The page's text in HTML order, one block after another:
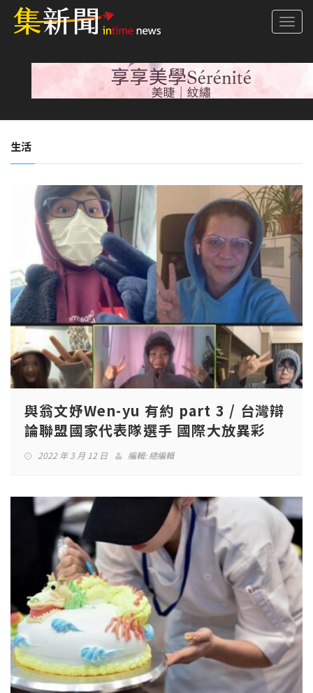
生活
與翁文妤Wen-yu 有約 part 3 / 台灣辯
論聯盟國家代表隊選手 國際大放異彩
2022 年 3 月 12 日 編輯:總編輯